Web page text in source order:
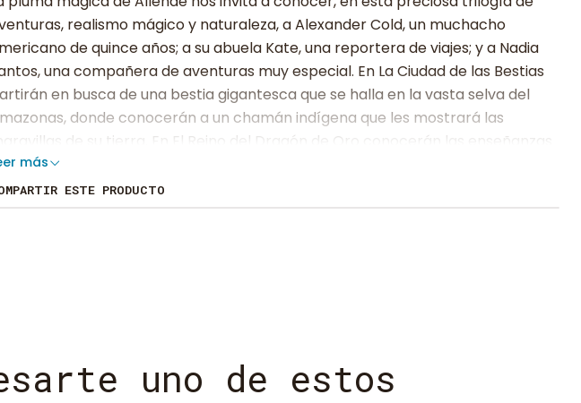
realismo mágico y naturaleza, a Alexander Cold, un muchacho
de quince años; a su abuela Kate, una reportera de viajes; y a Nadia
una compañera de aventuras muy especial. En La Ciudad de las Bestias
en busca de una bestia gigantesca que se halla en la vasta selva del
donde conocerán a un chamán indígena que les mostrará las
maravillas de su tierra. En El Reino del Dragón de Oro conocerán las enseñanzas
cuando visiten el Himalaya, donde se esconde la estatua del Dragón de
un objeto magnífico de piedras preciosas cuyo descubrimiento puede
daños irreparables en estas tierras. En El Bosque de los Pigmeos
más
ESTE PRODUCTO
uno de estos